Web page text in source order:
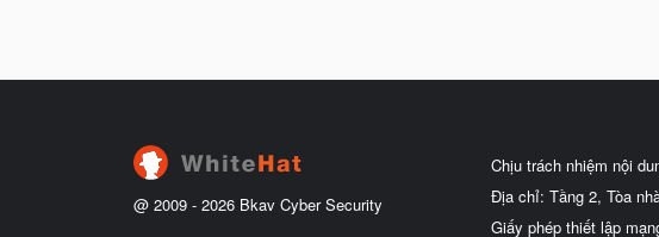
@ 2009 - 2026 Bkav Cyber Security
Chịu trách nhiệm nội
Địa chỉ: Tầng 2, Tòa
Giấy phép thiết lập